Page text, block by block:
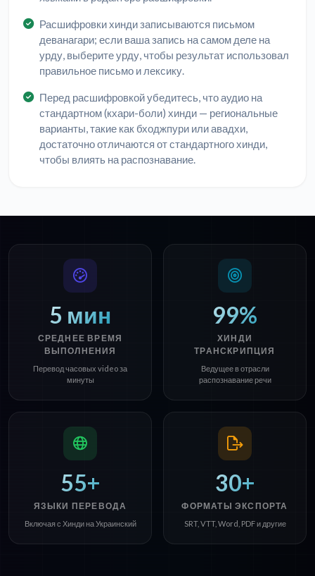
Расшифровки хинди записываются письмом
деванагари; если ваша запись на самом деле на
урду, выберите урду, чтобы результат использовал
правильное письмо и лексику.
Перед расшифровкой убедитесь, что аудио на
стандартном (кхари-боли) хинди — региональные
варианты, такие как бходжпури или авадхи,
достаточно отличаются от стандартного хинди,
чтобы влиять на распознавание.
5 мин
СРЕДНЕЕ ВРЕМЯ
ВЫПОЛНЕНИЯ
Перевод часовых video за
минуты
99%
ХИНДИ
ТРАНСКРИПЦИЯ
Ведущее в отрасли
распознавание речи
55+
ЯЗЫКИ ПЕРЕВОДА
Включая с Хинди на Украинский
30+
ФОРМАТЫ ЭКСПОРТА
SRT, VTT, Word, PDF и другие